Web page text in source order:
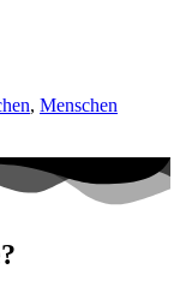
, Menschen